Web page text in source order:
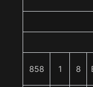
858 1 8